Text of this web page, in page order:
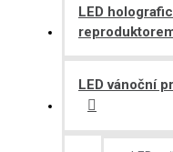
LED
LED vánoční